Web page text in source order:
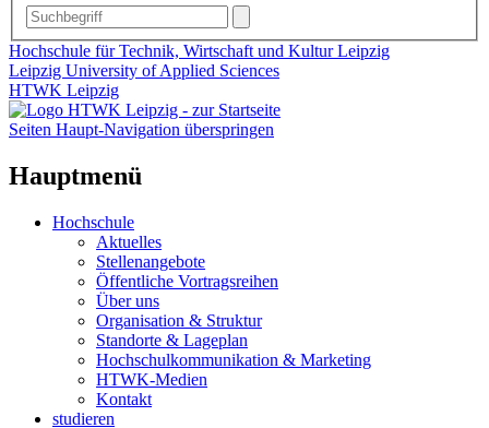
Hochschule für Technik, Wirtschaft und Kultur Leipzig
Leipzig University of Applied Sciences
HTWK Leipzig
Seiten Haupt-Navigation überspringen
Hauptmenü
Hochschule
Aktuelles
Stellenangebote
Öffentliche Vortragsreihen
Über uns
Organisation & Struktur
Standorte & Lageplan
Hochschulkommunikation & Marketing
HTWK-Medien
Kontakt
studieren